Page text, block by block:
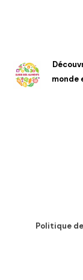
monde
Politique